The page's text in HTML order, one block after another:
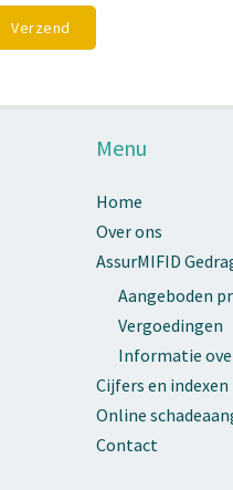
Verzend
Menu
Home
Over ons
AssurMIFID
Aangeboden
Vergoedingen
Informatie
Cijfers en indexen
Online
Contact